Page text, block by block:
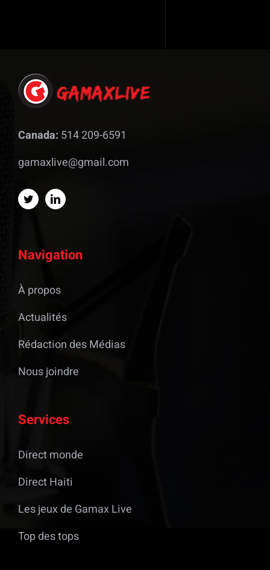
Canada: 514 209-6591
gamaxlive@gmail.com
Navigation
À propos
Actualités
Rédaction des Médias
Nous joindre
Services
Direct monde
Direct Haiti
Les jeux de Gamax Live
Top des tops